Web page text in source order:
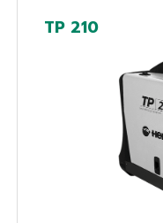
TP 210